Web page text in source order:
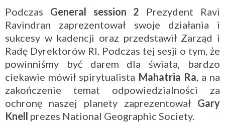
Podczas General session 2 Prezydent Ravi
Ravindran zaprezentował swoje działania i
sukcesy w kadencji oraz przedstawił Zarząd i
Radę Dyrektorów RI. Podczas tej sesji o tym, że
powinniśmy być darem dla świata, bardzo
ciekawie mówił spirytualista Mahatria Ra , a na
zakończenie temat odpowiedzialności za
ochronę naszej planety zaprezentował Gary
Knell prezes National Geographic Society.